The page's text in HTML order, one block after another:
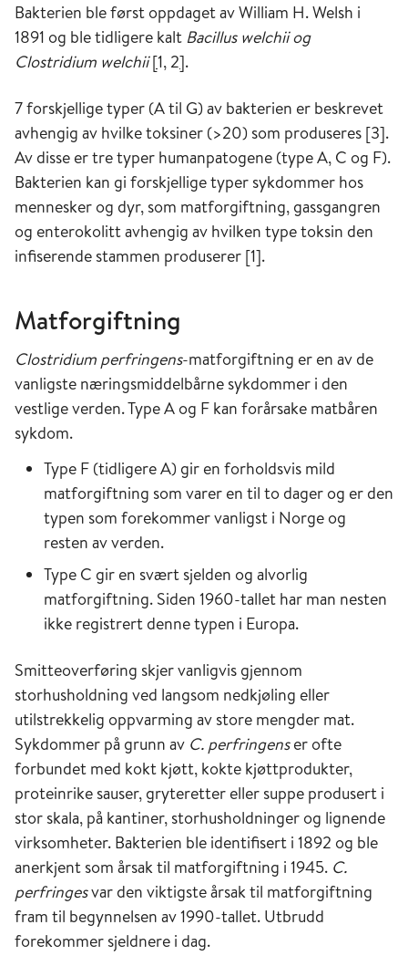
Bakterien ble først oppdaget av William H. Welsh i
1891 og ble tidligere kalt Bacilluswelchiiog
Clostridium welchii[1, 2].
7 forskjellige typer (A til G) av bakterien er beskrevet
avhengig av hvilke toksiner (>20) som produseres [3].
Av disse er tre typer humanpatogene (type A, C og F).
Bakterien kan gi forskjellige typer sykdommer hos
mennesker og dyr, som matforgiftning, gassgangren
og enterokolitt avhengig av hvilken type toksin den
infiserende stammen produserer [1].
Matforgiftning
Clostridium perfringens-matforgiftning er en av de
vanligste næringsmiddelbårne sykdommer i den
vestlige verden. Type A og F kan forårsake matbåren
sykdom.
Type F (tidligere A) gir en forholdsvis mild
matforgiftning som varer en til to dager og er den
typen som forekommer vanligst i Norge og
resten av verden.
Type C gir en svært sjelden og alvorlig
matforgiftning. Siden 1960-tallet har man nesten
ikke registrert denne typen i Europa.
Smitteoverføring skjer vanligvis gjennom
storhusholdning ved langsom nedkjøling eller
utilstrekkelig oppvarming av store mengder mat.
Sykdommer på grunn av C. perfringenser ofte
forbundet med kokt kjøtt, kokte kjøttprodukter,
proteinrike sauser, gryteretter eller suppe produsert i
stor skala, på kantiner, storhusholdninger og lignende
virksomheter. Bakterien ble identifisert i 1892 og ble
anerkjent som årsak til matforgiftning i 1945. C.
perfringesvar den viktigste årsak til matforgiftning
fram til begynnelsen av 1990-tallet. Utbrudd
forekommer sjeldnere i dag.